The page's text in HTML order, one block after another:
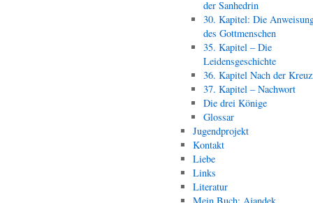
der Sanhedrin
30. Kapitel: Die
des Gottmenschen
35. Kapitel – Die
Leidensgeschichte
36. Kapitel Nach der
37. Kapitel – Nachwort
Die drei Könige
Glossar
Jugendprojekt
Kontakt
Liebe
Links
Literatur